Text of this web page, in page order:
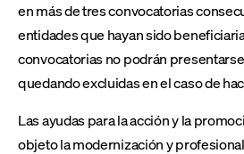
en más de tres convocatorias
entidades que hayan sido
convocatorias no podrán
quedando excluidas en el caso de
Las ayudas para la acción y la
objeto la modernización y